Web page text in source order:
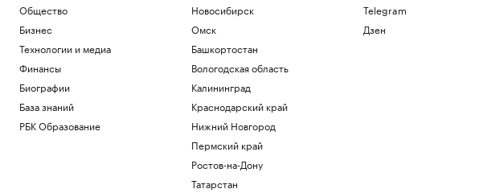
Общество
Бизнес
Технологии и медиа
Финансы
Биографии
База знаний
РБК Образование
Новосибирск
Омск
Башкортостан
Вологодская область
Калининград
Краснодарский край
Нижний Новгород
Пермский край
Ростов-на-Дону
Татарстан
Telegram
Дзен